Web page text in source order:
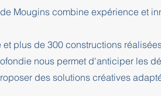
Mougins combine expérience et
plus de 300 constructions
nous permet d'anticiper les
des solutions créatives